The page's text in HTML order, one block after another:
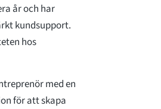
år och har
kundsupport.
hos
med en
för att skapa